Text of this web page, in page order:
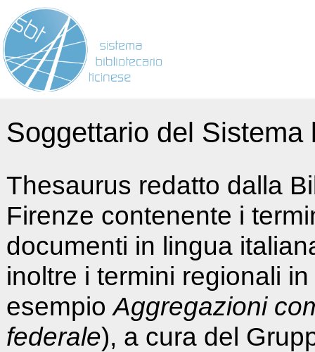
Soggettario del
Thesaurus redatto dalla
Firenze contenente i
documenti in lingua
inoltre i termini regionali
esempioAggregazioni
federale), a cura del